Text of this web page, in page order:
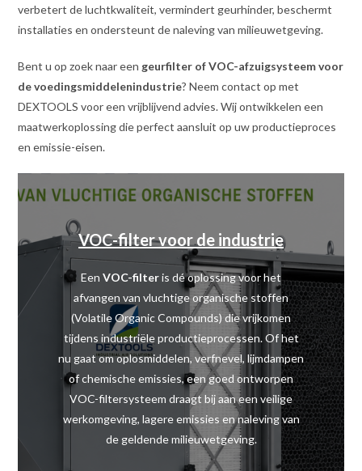
verbetert de luchtkwaliteit, vermindert geurhinder, beschermt
installaties en ondersteunt de naleving van milieuwetgeving.
Bent u op zoek naar een geurfilter of VOC-afzuigsysteem voor
de voedingsmiddelenindustrie? Neem contact op met
DEXTOOLS voor een vrijblijvend advies. Wij ontwikkelen een
maatwerkoplossing die perfect aansluit op uw productieproces
en emissie-eisen.
VOC-filter voor de industrie
Een VOC-filteris dé oplossing voor het
afvangen van vluchtige organische stoffen
(Volatile Organic Compounds) die vrijkomen
tijdens industriële productieprocessen. Of het
nu gaat om oplosmiddelen, verfnevel, lijmdampen
of chemische emissies, een goed ontworpen
VOC-filtersysteem draagt bij aan een veilige
werkomgeving, lagere emissies en naleving van
de geldende milieuwetgeving.